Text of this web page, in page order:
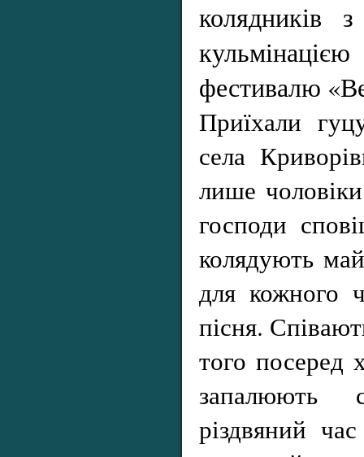
колядників
фестивалю
Приїхали
села
лише
господи
колядують
для кожного
пісня.
того посеред
запалюють
різдвяний